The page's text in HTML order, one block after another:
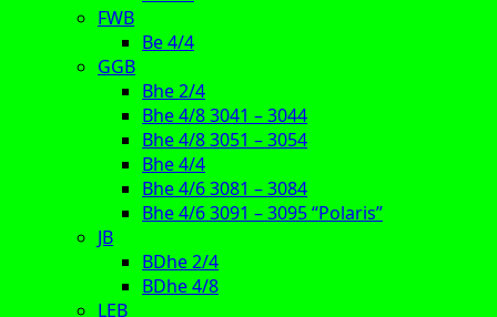
FWB
Be 4/4
GGB
Bhe 2/4
Bhe 4/8 3041 – 3044
Bhe 4/8 3051 – 3054
Bhe 4/4
Bhe 4/6 3081 – 3084
Bhe 4/6 3091 – 3095 “Polaris”
JB
BDhe 2/4
BDhe 4/8
LEB